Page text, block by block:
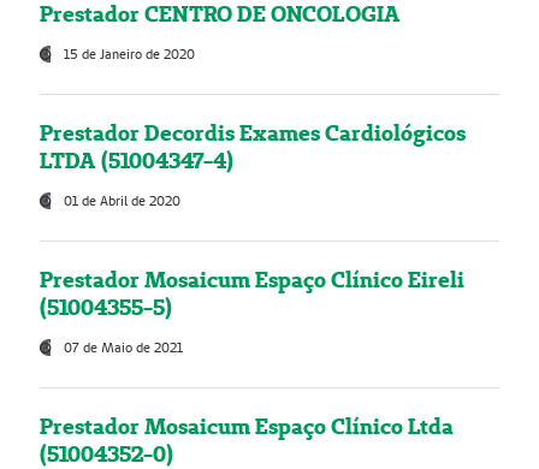
Prestador CENTRO DE ONCOLOGIA
15 de Janeiro de 2020
Prestador Decordis Exames Cardiológicos
LTDA (51004347-4)
01 de Abril de 2020
Prestador Mosaicum Espaço Clínico Eireli
(51004355-5)
07 de Maio de 2021
Prestador Mosaicum Espaço Clínico Ltda
(51004352-0)